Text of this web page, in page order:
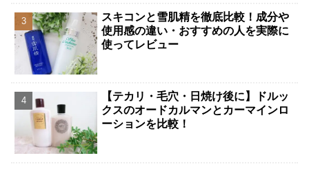
スキコンと雪肌精を徹底比較！成分や
使用感の違い・おすすめの人を実際に
使ってレビュー
【テカリ・毛穴・日焼け後に】ドルッ
クスのオードカルマンとカーマインロ
ーションを比較！